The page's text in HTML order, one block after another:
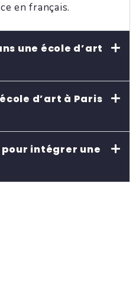
en français.
une école d’art
d’art à Paris
intégrer une